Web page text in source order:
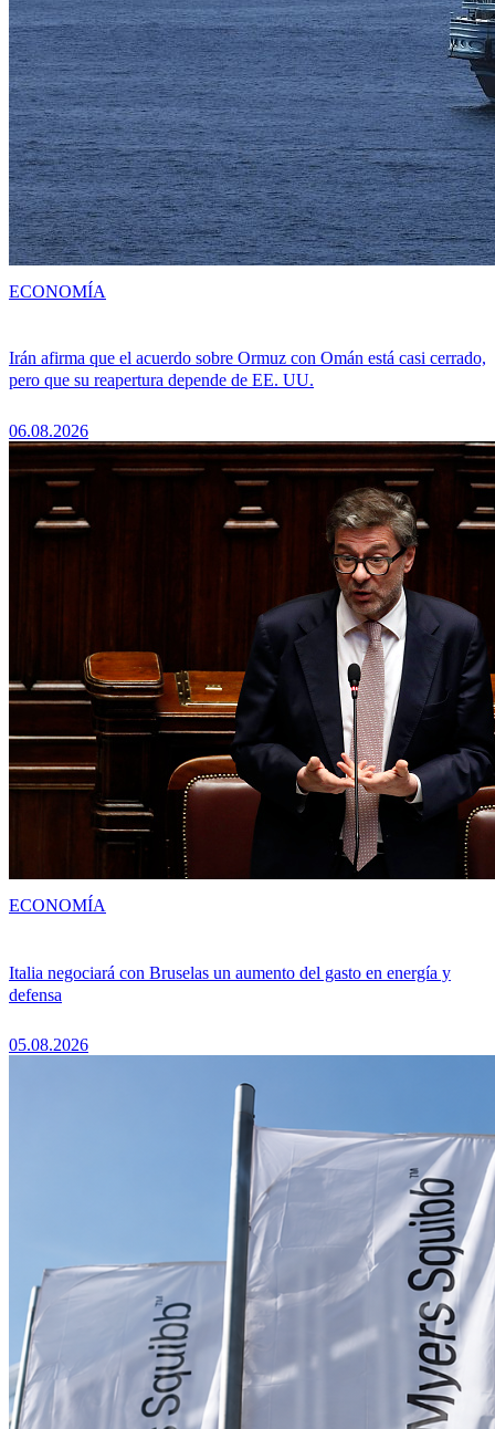
Irán afirma que el acuerdo sobre Ormuz con Omán está casi cerrado,
pero que su reapertura depende de EE. UU.
06.08.2026
ECONOMÍA
Italia negociará con Bruselas un aumento del gasto en energía y
defensa
05.08.2026
ECONOMÍA